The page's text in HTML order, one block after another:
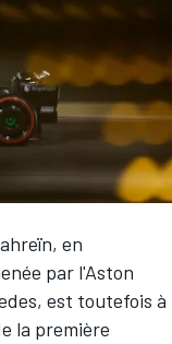
, en
par l'Aston
, est toutefois à
la première